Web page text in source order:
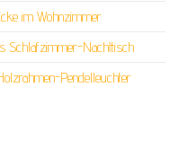
im Wohnzimmer
Schlafzimmer-Nachttisch
Pendelleuchter